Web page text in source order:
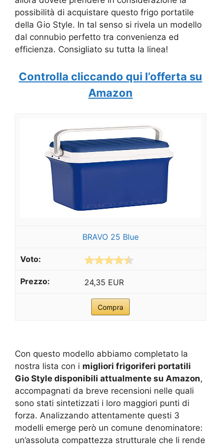
possibilità di acquistare questo frigo portatile
della Gio Style. In tal senso si rivela un modello
dal connubio perfetto tra convenienza ed
efficienza. Consigliato su tutta la linea!
Controlla cliccando qui l’offerta su
Amazon
BRAVO 25 Blue
24,35 EUR
Compra
Con questo modello abbiamo completato la
nostra lista con i migliori frigoriferi portatili
Gio Style disponibili attualmente su Amazon,
accompagnati da breve recensioni nelle quali
sono stati sintetizzati i loro maggiori punti di
forza. Analizzando attentamente questi 3
modelli emerge però un comune denominatore:
un’assoluta compattezza strutturale che li rende